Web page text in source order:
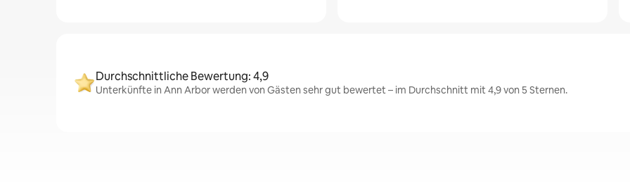
Durchschnittliche Bewertung: 4,9
Unterkünfte in Ann Arbor werden von Gästen sehr gut bewertet – im Durchschnitt mit 4,9 von 5 Sternen.